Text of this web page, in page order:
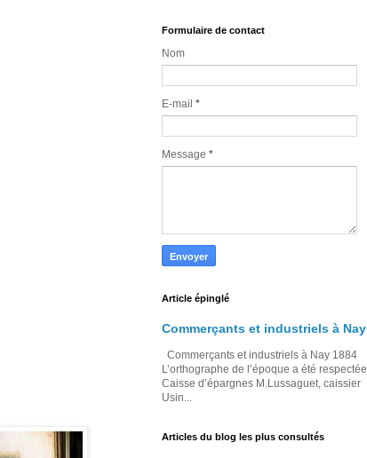
Formulaire de contact
Nom
E-mail *
Message *
Article épinglé
Commerçants et industriels à Nay
Commerçants et industriels à Nay 1884
L’orthographe de l’époque a été respectée
Caisse d’épargnes M.Lussaguet, caissier
Usin...
Articles du blog les plus consultés